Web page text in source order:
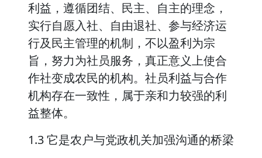
利益，遵循团结、民主、自主的理念，
实行自愿入社、自由退社、参与经济运
行及民主管理的机制，不以盈利为宗
旨，努力为社员服务，真正意义上使合
作社变成农民的机构。社员利益与合作
机构存在一致性，属于亲和力较强的利
益整体。
1.3 它是农户与党政机关加强沟通的桥梁